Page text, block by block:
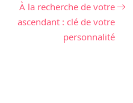
À la recherche de votre
ascendant : clé de votre
personnalité